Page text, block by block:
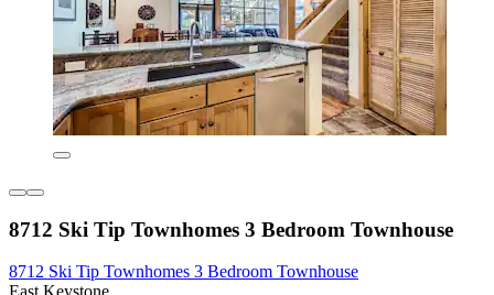
8712 Ski Tip Townhomes 3 Bedroom Townhouse
8712 Ski Tip Townhomes 3 Bedroom Townhouse